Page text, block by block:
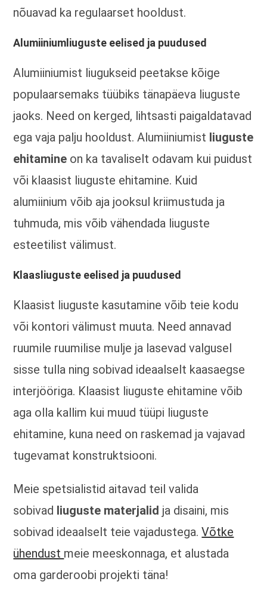
nõuavad ka regulaarset hooldust.
Alumiiniumliuguste eelised ja puudused
Alumiiniumist liugukseid peetakse kõige
populaarsemaks tüübiks tänapäeva liuguste
jaoks. Need on kerged, lihtsasti paigaldatavad
ega vaja palju hooldust. Alumiiniumist liuguste
ehitamine on ka tavaliselt odavam kui puidust
või klaasist liuguste ehitamine. Kuid
alumiinium võib aja jooksul kriimustuda ja
tuhmuda, mis võib vähendada liuguste
esteetilist välimust.
Klaasliuguste eelised ja puudused
Klaasist liuguste kasutamine võib teie kodu
või kontori välimust muuta. Need annavad
ruumile ruumilise mulje ja lasevad valgusel
sisse tulla ning sobivad ideaalselt kaasaegse
interjööriga. Klaasist liuguste ehitamine võib
aga olla kallim kui muud tüüpi liuguste
ehitamine, kuna need on raskemad ja vajavad
tugevamat konstruktsiooni.
Meie spetsialistid aitavad teil valida
sobivad liuguste materjalid ja disaini, mis
sobivad ideaalselt teie vajadustega.Võtke
ühendust meie meeskonnaga, et alustada
oma garderoobi projekti täna!